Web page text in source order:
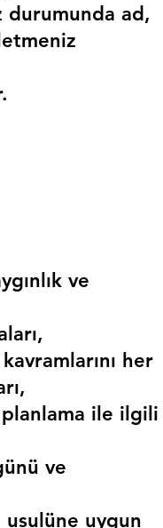
durumunda ad,
ve
her
ile ilgili
ve
uygun